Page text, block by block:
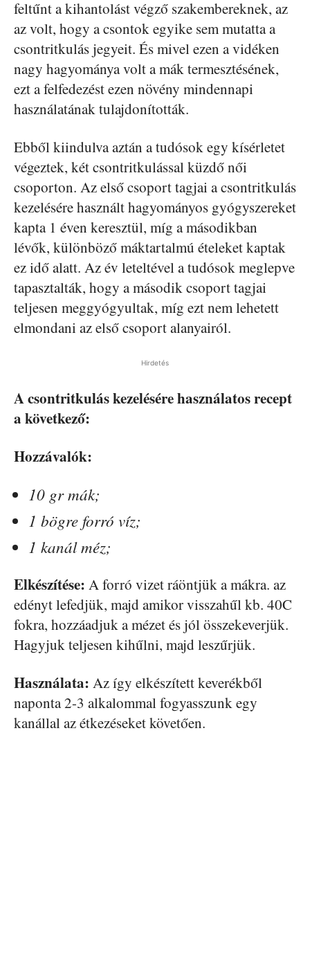
feltűnt a kihantolást végző szakembereknek, az
az volt, hogy a csontok egyike sem mutatta a
csontritkulás jegyeit. És mivel ezen a vidéken
nagy hagyománya volt a mák termesztésének,
ezt a felfedezést ezen növény mindennapi
használatának tulajdonították.
Ebből kiindulva aztán a tudósok egy kísérletet
végeztek, két csontritkulással küzdő női
csoporton. Az első csoport tagjai a csontritkulás
kezelésére használt hagyományos gyógyszereket
kapta 1 éven keresztül, míg a másodikban
lévők, különböző máktartalmú ételeket kaptak
ez idő alatt. Az év leteltével a tudósok meglepve
tapasztalták, hogy a második csoport tagjai
teljesen meggyógyultak, míg ezt nem lehetett
elmondani az első csoport alanyairól.
Hirdetés
A csontritkulás kezelésére használatos recept
a következő:
Hozzávalók:
10 gr mák;
1 bögre forró víz;
1 kanál méz;
Elkészítése: A forró vizet ráöntjük a mákra. az
edényt lefedjük, majd amikor visszahűl kb. 40C
fokra, hozzáadjuk a mézet és jól összekeverjük.
Hagyjuk teljesen kihűlni, majd leszűrjük.
Használata: Az így elkészített keverékből
naponta 2-3 alkalommal fogyasszunk egy
kanállal az étkezéseket követően.